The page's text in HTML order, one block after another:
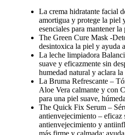
La crema hidratante facial
amortigua y protege la piel
esenciales para mantener
The Green Cure Mask -
desintoxica la piel y ayuda
La leche limpiadora
suave y eficazmente sin
humedad natural y aclara la
La Bruma Refrescante –
Aloe Vera calmante y con
para una piel suave,
The Quick Fix Serum –
antienvejecimiento – eficaz
antienvejecimiento y